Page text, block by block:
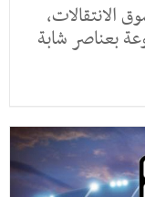
الانتقالات،
بعناصر شابة